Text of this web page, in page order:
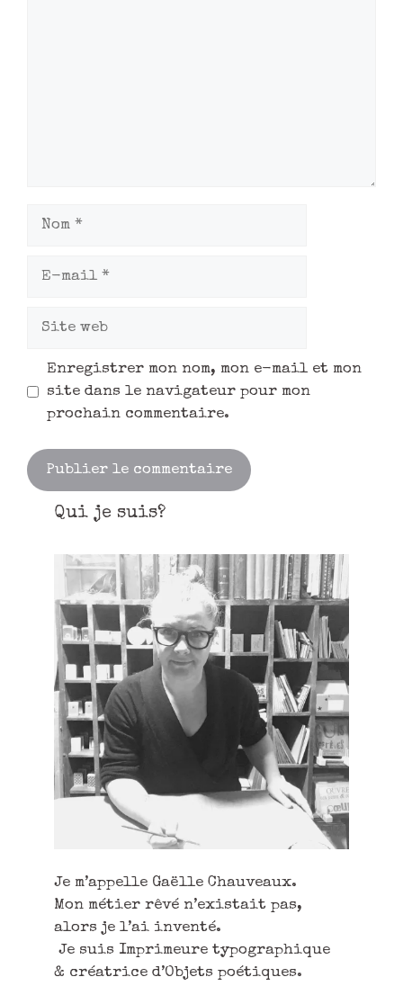
Enregistrer mon nom, mon e-mail et mon
site dans le navigateur pour mon
prochain commentaire.
Qui je suis?
Je m’appelle Gaëlle Chauveaux.
Mon métier rêvé n’existait pas,
alors je l’ai inventé.
Je suis Imprimeure typographique
& créatrice d’Objets poétiques.